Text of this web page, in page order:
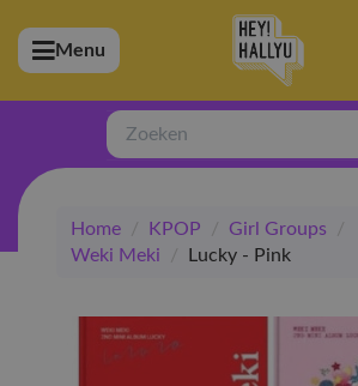
(Artiesten)
(Merchandise)
(Exclusive)
(Winkel)
Menu
Zoeken
Home / KPOP / Girl Groups
/
Weki Meki
/ Lucky - Pink